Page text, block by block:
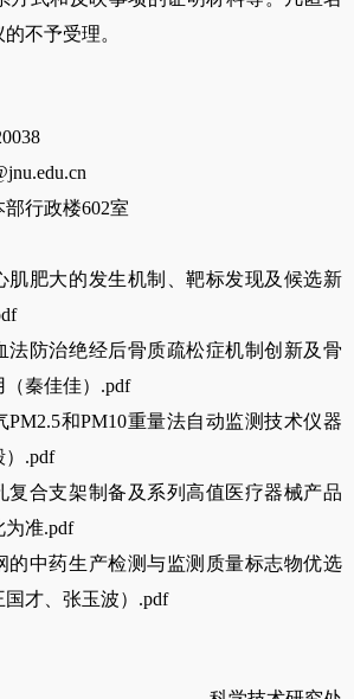
不予受理。
部行政楼602室
肌肥大的发生机制、靶标发现及候选新
法防治绝经后骨质疏松症机制创新及骨
秦佳佳）.pdf
PM2.5和PM10重量法自动监测技术仪器
）.pdf
复合支架制备及系列高值医疗器械产品
为准.pdf
的中药生产检测与监测质量标志物优选
才、张玉波）.pdf